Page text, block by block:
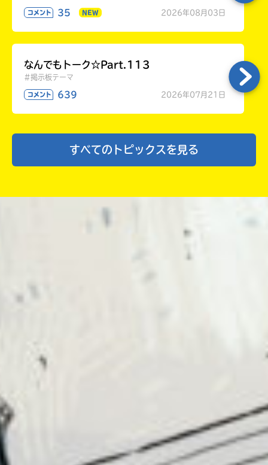
コメント 35 NEW 2026年08月03日
なんでもトーク☆Part.113
#掲示板テーマ
コメント 639 2026年07月21日
すべてのトピックスを見る